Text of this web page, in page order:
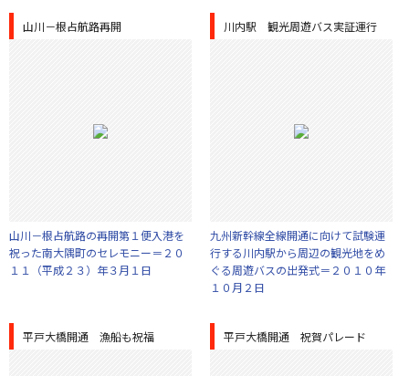
山川－根占航路再開
山川－根占航路の再開第１便入港を
祝った南大隅町のセレモニー＝２０
１１（平成２３）年３月１日
川内駅 観光周遊バス実証運行
九州新幹線全線開通に向けて試験運
行する川内駅から周辺の観光地をめ
ぐる周遊バスの出発式＝２０１０年
１０月２日
平戸大橋開通 漁船も祝福 平戸大橋開通 祝賀パレード